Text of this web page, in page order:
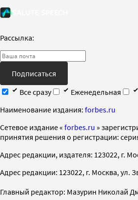
Рассылка:
Подписаться
Все сразу
Еженедельная
Наименование издания: forbes.ru
Cетевое издание « forbes.ru »
принятия решения о регистрации:
Адрес редакции, издателя: 123022, г.
Адрес редакции: 123022, г. Москва, ул.
Главный редактор: Мазурин Николай